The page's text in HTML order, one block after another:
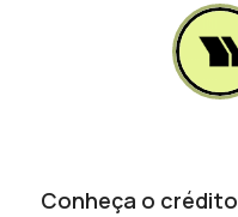
Conheça o